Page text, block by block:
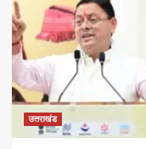
उत्तराखंड